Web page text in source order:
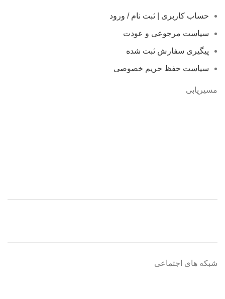
حساب کاربری | ثبت نام / ورود
سیاست مرجوعی و عودت
پیگیری سفارش ثبت شده
سیاست حفظ حریم خصوصی
مسیریابی
شبکه های اجتماعی